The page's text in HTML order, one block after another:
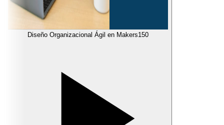
Diseño Organizacional Ágil en Makers150